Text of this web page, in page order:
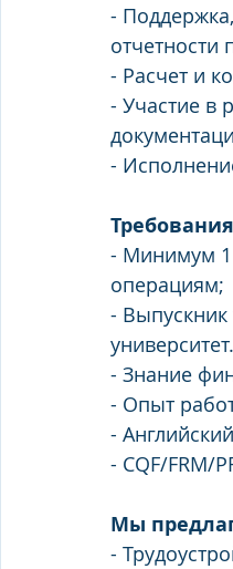
-
отчетности
- Расчет и
- Участие в
-
- Минимум 1
операциям;
-
- Знание
- Опыт
-
- CQF/FRM/
Мы
-